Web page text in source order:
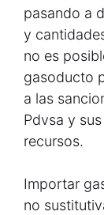
pasando a
y
no es
gasoducto
a las
Pdvsa y
recursos.
Importar
no